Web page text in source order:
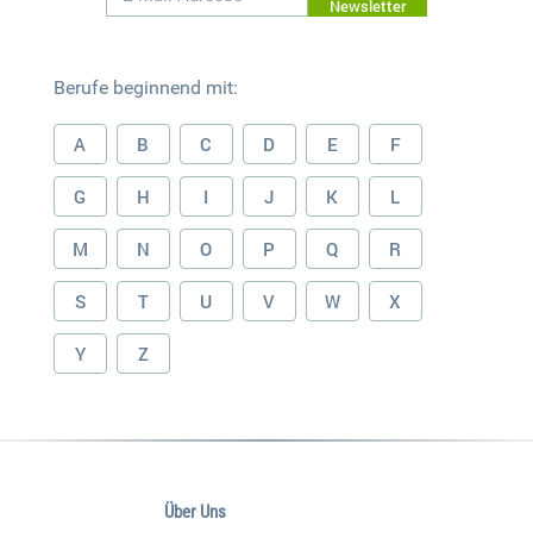
Newsletter
Berufe beginnend mit:
A B C D E F
G H I J K L
M N O P Q R
S T U V W X
Y Z
Über Uns